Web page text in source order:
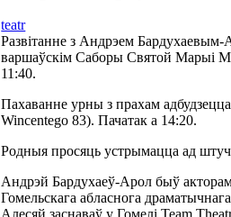
teatr
Развітанне з Андрэем Бардухаевым-
варшаўскім Саборы Святой Марыі
11:40.
Пахаванне урны з прахам
Wincentego 83). Пачатак а 14:20.
Родныя просяць устрымацца ад
Андрэй Бардухаеў-Арол быў акторам
Гомельскага абласнога